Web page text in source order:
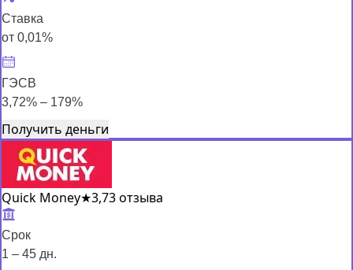
Ставка
от 0,01%
ГЭСВ
3,72% – 179%
Получить деньги
Quick Money★3,73 отзыва
Срок
1 – 45 дн.